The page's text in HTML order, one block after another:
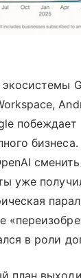
экосистемы
побеждает
уже
в роли
план